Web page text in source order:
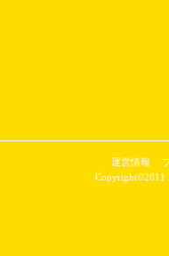
運営情報
Copyright©2011